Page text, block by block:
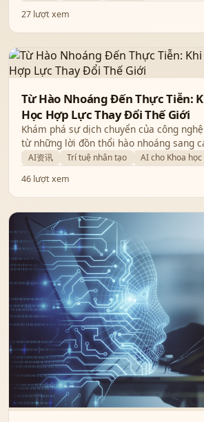
27 lượt xem
Từ Hào Nhoáng Đến Thực Tiễn:
Học Hợp Lực Thay Đổi Thế Giới
Khám phá sự dịch chuyển của công
từ những lời đồn thổi hào nhoáng sang
tiễn trong công nghiệp và khoa học
AI资讯 Trí tuệ nhân tạo
AI cho Khoa học
46 lượt xem